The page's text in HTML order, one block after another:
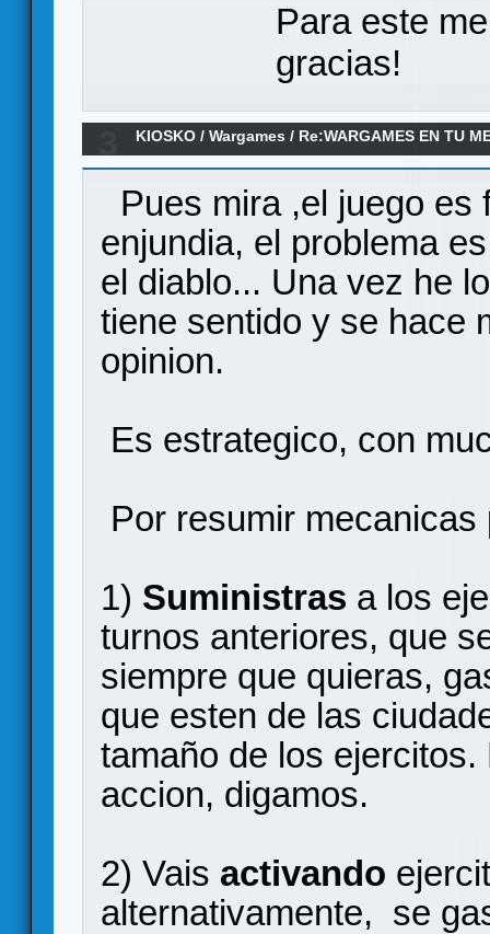
Para este
gracias!
KIOSKO /Wargames / Re:WARGAMES EN TU
Pues mira ,el juego es
enjundia, el problema
el diablo... Una vez he
tiene sentido y se hace
opinion.
Es estrategico, con
Por resumir
1) Suministras a los
turnos anteriores, que
siempre que quieras,
que esten de las
tamaño de los
accion, digamos.
2) Vais activando
alternativamente, se